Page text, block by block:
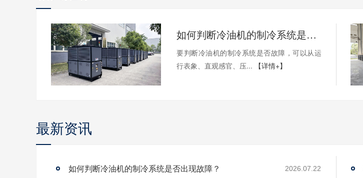
如何判断冷油机的制冷系统是否出现故障？
要判断冷油机的制冷系统是否故障，可以从运
行表象、直观感官、压...
【详情+】
最新资讯
如何判断冷油机的制冷系统是否出现故障？ 2026.07.22